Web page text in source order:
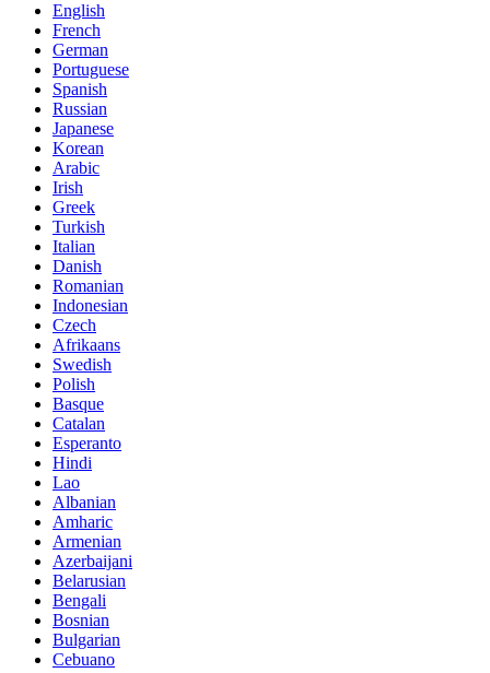
English
French
German
Portuguese
Spanish
Russian
Japanese
Korean
Arabic
Irish
Greek
Turkish
Italian
Danish
Romanian
Indonesian
Czech
Afrikaans
Swedish
Polish
Basque
Catalan
Esperanto
Hindi
Lao
Albanian
Amharic
Armenian
Azerbaijani
Belarusian
Bengali
Bosnian
Bulgarian
Cebuano